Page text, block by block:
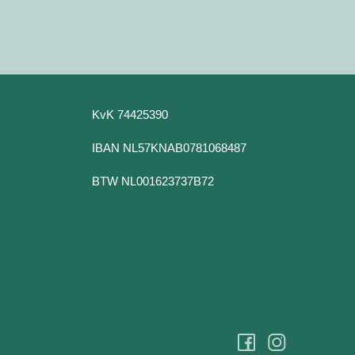
KvK 74425390
IBAN NL57KNAB0781068487
BTW NL001623737B72